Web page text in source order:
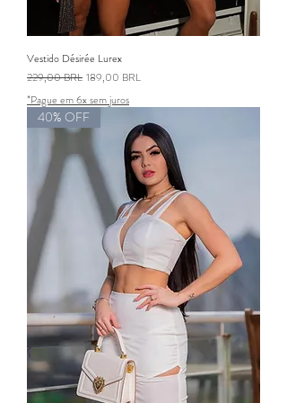
Vestido Désirée Lurex
Precio
229,00 BRL Precio de oferta
189,00 BRL
*Pague em 6x sem juros
40% OFF